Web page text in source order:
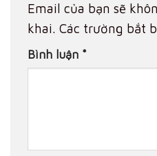
Email của bạn sẽ
khai. Các trường bắt
Bình luận *